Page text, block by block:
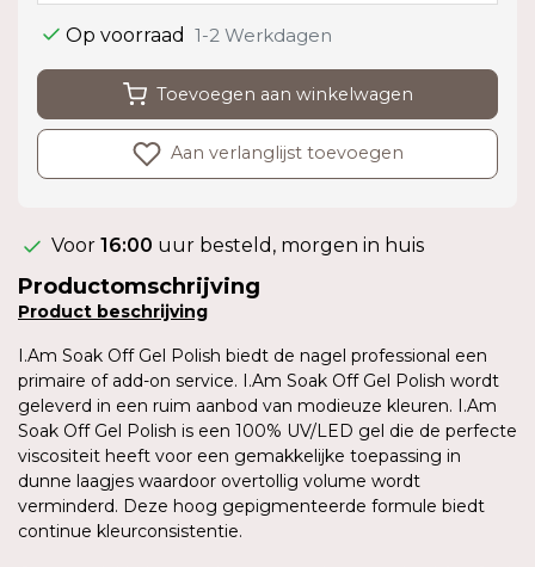
Op voorraad 1-2 Werkdagen
Toevoegen aan winkelwagen
Aan verlanglijst toevoegen
Voor 16:00 uur besteld, morgen in huis
Productomschrijving
Product beschrijving
I.Am Soak Off Gel Polish biedt de nagel professional een
primaire of add-on service. I.Am Soak Off Gel Polish wordt
geleverd in een ruim aanbod van modieuze kleuren. I.Am
Soak Off Gel Polish is een 100% UV/LED gel die de perfecte
viscositeit heeft voor een gemakkelijke toepassing in
dunne laagjes waardoor overtollig volume wordt
verminderd. Deze hoog gepigmenteerde formule biedt
continue kleurconsistentie.